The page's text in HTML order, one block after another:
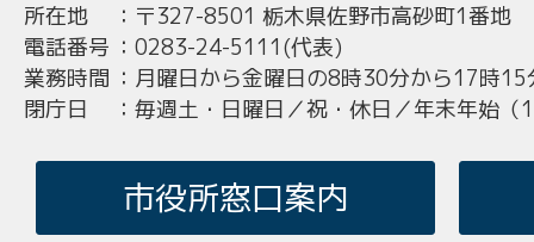
所在地 ： 〒327-8501 栃木県佐野市高砂町1番地
電話番号 ： 0283-24-5111(代表)
業務時間 ： 月曜日から金曜日の8時30分から17時15
閉庁日
： 毎週土・日曜日／祝・休日／年末年始
市役所窓口案内